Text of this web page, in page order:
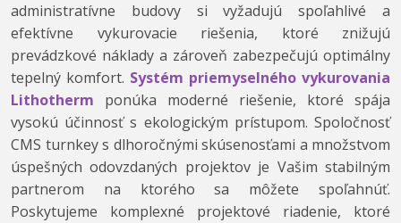
administratívne budovy si vyžadujú spoľahlivé a
efektívne vykurovacie riešenia, ktoré znižujú
prevádzkové náklady a zároveň zabezpečujú optimálny
tepelný komfort. Systém priemyselného vykurovania
Lithotherm ponúka moderné riešenie, ktoré spája
vysokú účinnosť s ekologickým prístupom. Spoločnosť
CMS turnkey s dlhoročnými skúsenosťami a množstvom
úspešných odovzdaných projektov je Vašim stabilným
partnerom na ktorého sa môžete spoľahnúť.
Poskytujeme komplexné projektové riadenie, ktoré